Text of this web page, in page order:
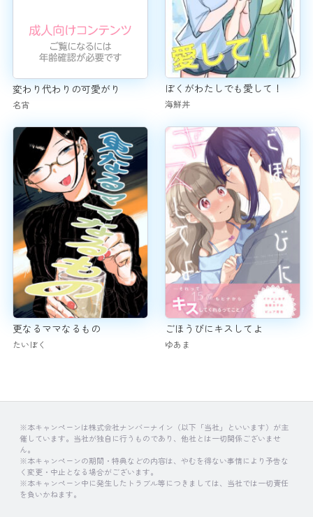
変わり代わりの可愛がり
名宵
ぼくがわたしでも愛して！
海鮮丼
更なるママなるもの
たいぼく
ごほうびにキスしてよ
ゆあま
※本キャンペーンは株式会社ナンバーナイン（以下「当社」といいます）が主
催しています。当社が独自に行うものであり、他社とは一切関係ございませ
ん。
※本キャンペーンの期間・特典などの内容は、やむを得ない事情により予告な
く変更・中止となる場合がございます。
※本キャンペーン中に発生したトラブル等につきましては、当社では一切責任
を負いかねます。